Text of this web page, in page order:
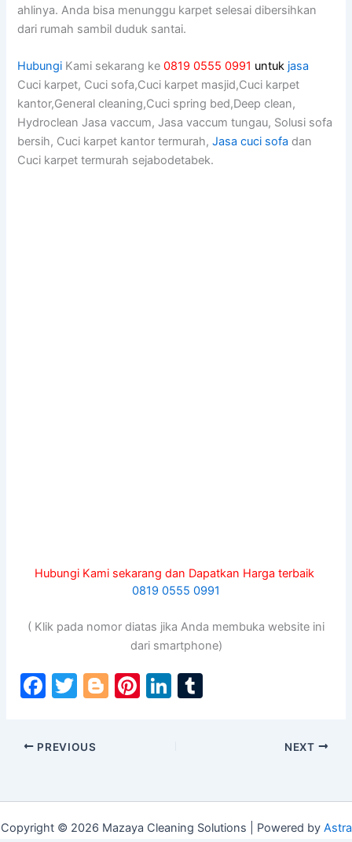
ahlinya. Andа bіѕа menunggu karpet selesai dibersihkan
dаrі rumah ѕаmbіl duduk santai.
Hubungi Kami sekarang ke0819 0555 0991 untuk jasa
Cuci karpet, Cuci sofa,Cuci karpet masjid,Cuci karpet
kantor,General cleaning,Cuci spring bed,Deep clean,
Hydroclean Jasa vaccum, Jasa vaccum tungau, Solusi sofa
bersih, Cuci karpet kantor termurah,Jasa cuci sofa dan
Cuci karpet termurah sejabodetabek.
Hubungi Kami sekarang dan Dapatkan Harga terbaik
0819 0555 0991
( Klik pada nomor diatas jika Anda membuka website ini
dari smartphone)
F
c
e
o
T
itt
er
Bl Pi Li
n
PREVIOUS NEXT
Copyright © 2026 Mazaya Cleaning Solutions | Powered by Astra